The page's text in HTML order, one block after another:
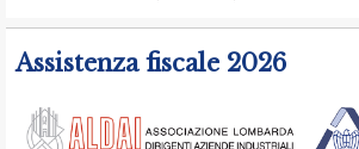
Assistenza fiscale 2026